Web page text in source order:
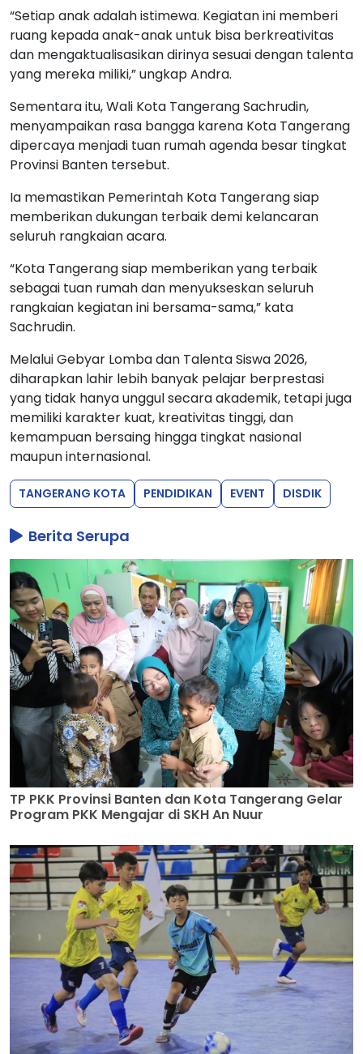
“Setiap anak adalah istimewa. Kegiatan ini memberi
ruang kepada anak-anak untuk bisa berkreativitas
dan mengaktualisasikan dirinya sesuai dengan talenta
yang mereka miliki,” ungkap Andra.
Sementara itu, Wali Kota Tangerang Sachrudin,
menyampaikan rasa bangga karena Kota Tangerang
dipercaya menjadi tuan rumah agenda besar tingkat
Provinsi Banten tersebut.
Ia memastikan Pemerintah Kota Tangerang siap
memberikan dukungan terbaik demi kelancaran
seluruh rangkaian acara.
“Kota Tangerang siap memberikan yang terbaik
sebagai tuan rumah dan menyukseskan seluruh
rangkaian kegiatan ini bersama-sama,” kata
Sachrudin.
Melalui Gebyar Lomba dan Talenta Siswa 2026,
diharapkan lahir lebih banyak pelajar berprestasi
yang tidak hanya unggul secara akademik, tetapi juga
memiliki karakter kuat, kreativitas tinggi, dan
kemampuan bersaing hingga tingkat nasional
maupun internasional.
TANGERANG KOTA PENDIDIKAN EVENT DISDIK
Berita Serupa
TP PKK Provinsi Banten dan Kota Tangerang Gelar
Program PKK Mengajar di SKH An Nuur